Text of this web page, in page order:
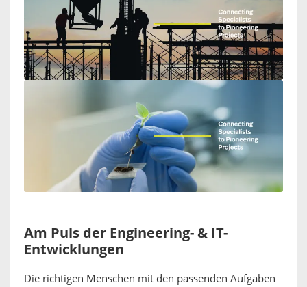
Am Puls der Engineering- & IT-
Entwicklungen
Die richtigen Menschen mit den passenden Aufgaben